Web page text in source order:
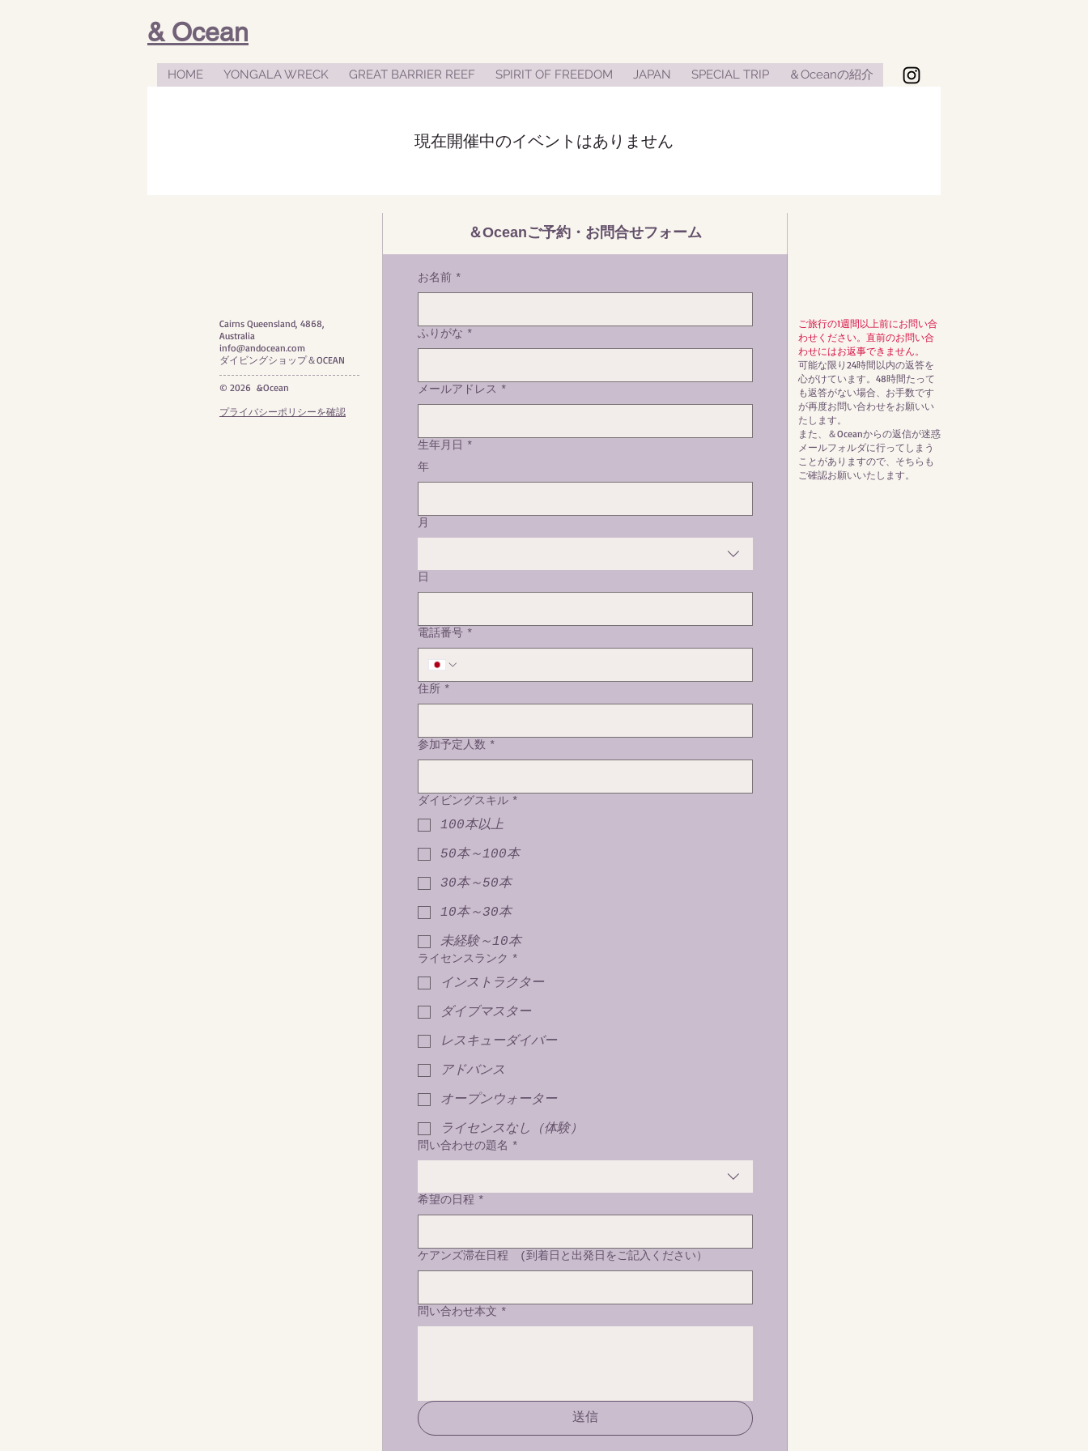
& Ocean
HOME YONGALA WRECK GREAT BARRIER REEF SPIRIT OF FREEDOM JAPAN SPECIAL TRIP ＆Oceanの紹介
現在開催中のイベントはありません
Cairns Queensland, 4868,
Australia
info@andocean.com
​ダイビングショップ＆OCEAN
© 2026 &Ocean
プライバシーポリシーを確認
​＆Oceanご予約・お問合せフォーム
お名前 *
ふりがな *
メールアドレス *
生年月日 *
年
月
日
電話番号 *
住所 *
参加予定人数 *
ダイビングスキル *
100本以上
50本～100本
30本～50本
10本～30本
未経験～10本
ライセンスランク *
インストラクター
ダイブマスター
レスキューダイバー
アドバンス
オープンウォーター
ライセンスなし（体験）
問い合わせの題名 *
希望の日程 *
ケアンズ滞在日程 (到着日と出発日をご記入ください）
問い合わせ本文 *
送信
ご旅行の1週間以上前にお問い合
わせください。直前のお問い合
わせにはお返事できません。
可能な限り24時間以内の返答を
心がけています。48時間たって
も返答がない場合、お手数です
が再度お問い合わせをお願いい
たします。
​また、＆Oceanからの返信が迷惑
メールフォルダに行ってしまう
ことがありますので、そちらも
ご確認お願いいたします。